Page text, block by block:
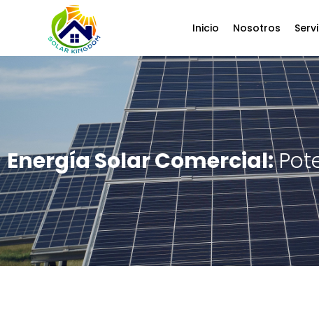
Inicio Nosotros
Energía Solar Comercial: